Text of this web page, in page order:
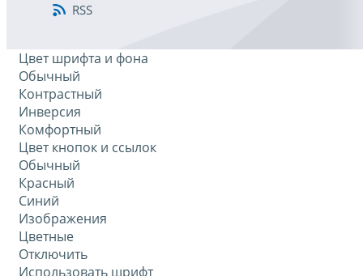
RSS
Цвет шрифта и фона
Обычный
Контрастный
Инверсия
Комфортный
Цвет кнопок и ссылок
Обычный
Красный
Синий
Изображения
Цветные
Отключить
Использовать шрифт